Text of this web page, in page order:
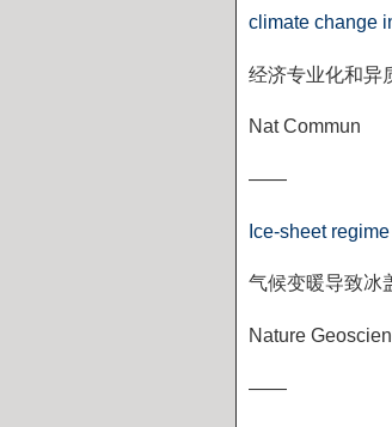
climate change
经济专业化和异
Nat Commun
——
Ice-sheet
气候变暖导致冰
Nature
——